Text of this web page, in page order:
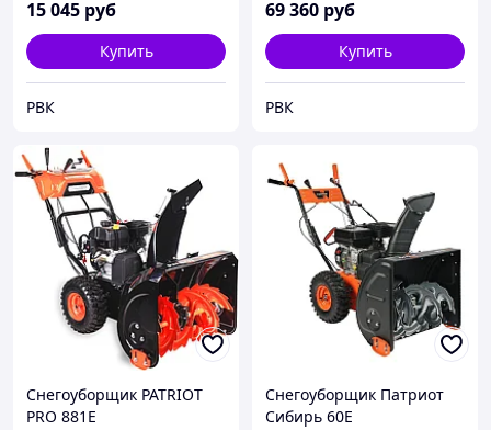
15 045 руб
Купить
РВК
69 360 руб
Купить
РВК
Снегоуборщик PATRIOT
PRO 881E
Снегоуборщик Патриот
Сибирь 60Е